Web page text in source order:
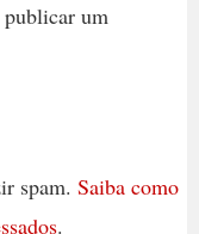
um
spam. Saiba como
.